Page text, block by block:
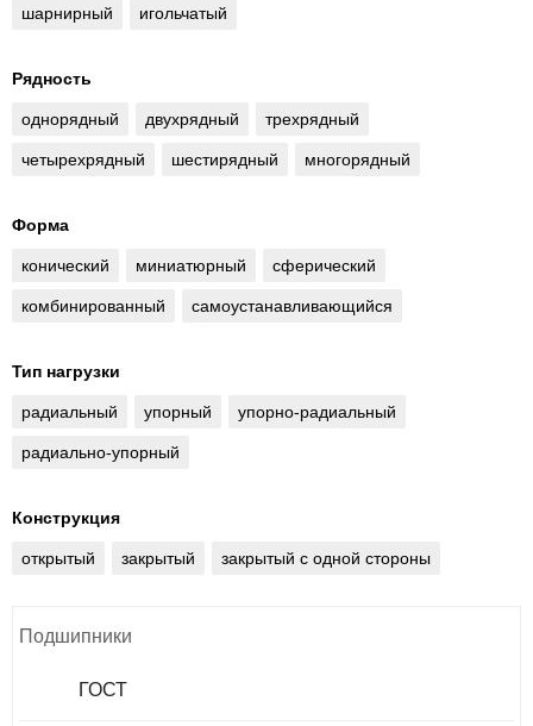
шарнирный игольчатый
Рядность
однорядный двухрядный трехрядный
четырехрядный шестирядный многорядный
Форма
конический миниатюрный сферический
комбинированный самоустанавливающийся
Тип нагрузки
радиальный упорный упорно-радиальный
радиально-упорный
Конструкция
открытый закрытый закрытый с одной стороны
Подшипники
ГОСТ